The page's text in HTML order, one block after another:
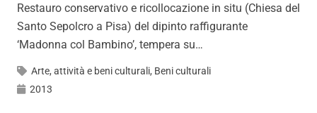
Restauro conservativo e ricollocazione in situ (Chiesa del
Santo Sepolcro a Pisa) del dipinto raffigurante
‘Madonna col Bambino’, tempera su…
Arte, attività e beni culturali, Beni culturali
2013